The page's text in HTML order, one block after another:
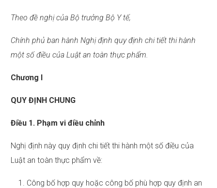
Theo đề nghị của Bộ trưởng Bộ Y tế,
Chính phủ ban hành Nghị định quy định chi tiết thi hành
một số điều của Luật an toàn thực phẩm.
Chương I
QUY ĐỊNH CHUNG
Điều 1. Phạm vi điều chỉnh
Nghị định này quy định chi tiết thi hành một số điều của
Luật an toàn thực phẩm về:
1. Công bố hợp quy hoặc công bố phù hợp quy định an